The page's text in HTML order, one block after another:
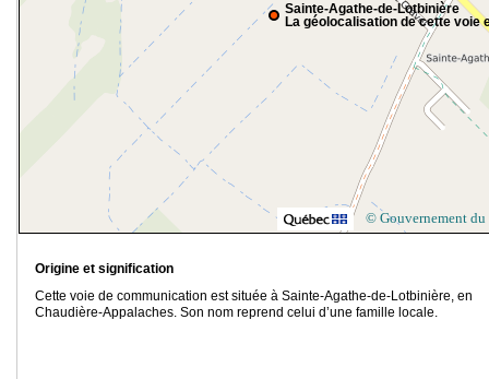
Sainte-Agathe-de-Lotbinière
La géolocalisation de cette voie
© Gouvernement du
Origine et signification
Cette voie de communication est située à Sainte-Agathe-de-Lotbinière, en
Chaudière-Appalaches. Son nom reprend celui d’une famille locale.